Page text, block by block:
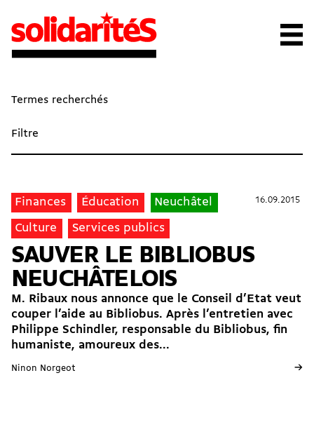
Termes recherchés
Filtre
16.09.2015
Finances Éducation Neuchâtel
Culture Services publics
16.09.2015
SAUVER LE BIBLIOBUS
NEUCHÂTELOIS
M. Ribaux nous annonce que le Conseil d’Etat veut
couper l’aide au Bibliobus. Après l’entretien avec
Philippe Schindler, responsable du Bibliobus, fin
humaniste, amoureux des...
Ninon Norgeot →